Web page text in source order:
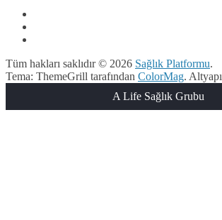
Tüm hakları saklıdır © 2026 Sağlık Platformu.
Tema: ThemeGrill tarafından ColorMag. Altyapı
A Life Sağlık Grubu